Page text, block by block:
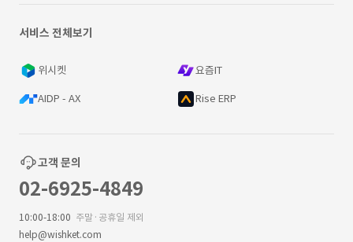
서비스 전체보기
위시켓 요즘IT
AIDP - AX Rise ERP
고객 문의
02-6925-4849
10:00-18:00 주말·공휴일 제외
help@wishket.com